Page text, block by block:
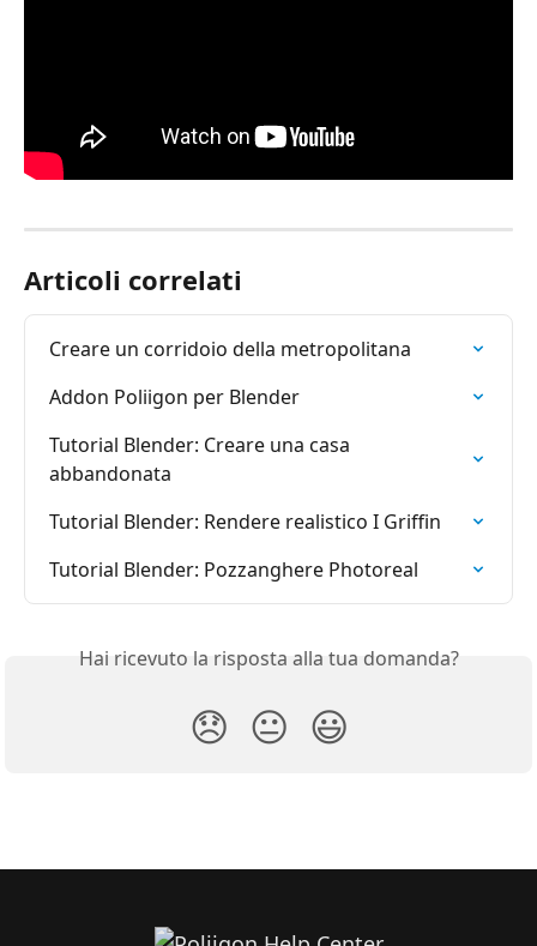
Articoli correlati
Creare un corridoio della metropolitana
Addon Poliigon per Blender
Tutorial Blender: Creare una casa
abbandonata
Tutorial Blender: Rendere realistico I Griffin
Tutorial Blender: Pozzanghere Photoreal
Hai ricevuto la risposta alla tua domanda?
😞 😐 😃